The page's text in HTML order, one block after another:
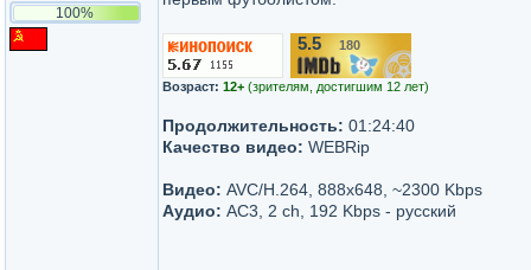
100%
5.5 180
Возраст: 12+ (зрителям, достигшим 12 лет)
Продолжительность: 01:24:40
Качество видео: WEBRip
Видео: AVC/H.264, 888x648, ~2300 Kbps
Аудио: AC3, 2 ch, 192 Kbps - русский